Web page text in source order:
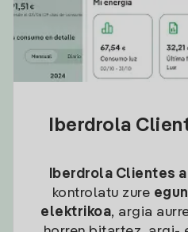
Iberdrola
Iberdrola Clientes
kontrolatu zure
elektrikoa, argia